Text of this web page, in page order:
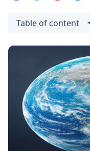
Table of content